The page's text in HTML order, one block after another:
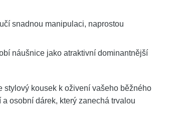
snadnou manipulaci, naprostou
náušnice jako atraktivní dominantnější
kousek k oživení vašeho běžného
osobní dárek, který zanechá trvalou